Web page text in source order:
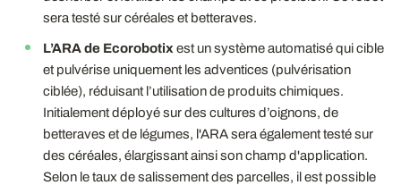
sera testé sur céréales et betteraves.
L’ARA de Ecorobotix est un système automatisé qui cible
et pulvérise uniquement les adventices (pulvérisation
ciblée), réduisant l’utilisation de produits chimiques.
Initialement déployé sur des cultures d’oignons, de
betteraves et de légumes, l'ARA sera également testé sur
des céréales, élargissant ainsi son champ d'application.
Selon le taux de salissement des parcelles, il est possible